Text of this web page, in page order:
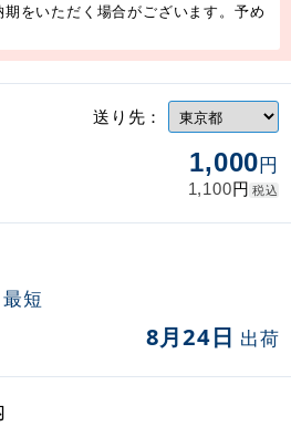
をいただく場合がございます。予め
送り先：
1,000円
1,100円 税込
短
8月24日 出荷